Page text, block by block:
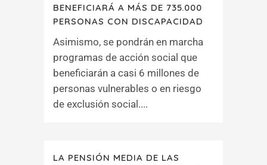
BENEFICIARÁ A MÁS DE 735.000
PERSONAS CON DISCAPACIDAD
Asimismo, se pondrán en marcha
programas de acción social que
beneficiarán a casi 6 millones de
personas vulnerables o en riesgo
de exclusión social....
LA PENSIÓN MEDIA DE LAS